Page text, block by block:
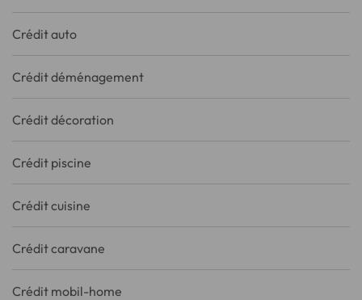
Crédit auto
Crédit déménagement
Crédit décoration
Crédit piscine
Crédit cuisine
Crédit caravane
Crédit mobil-home